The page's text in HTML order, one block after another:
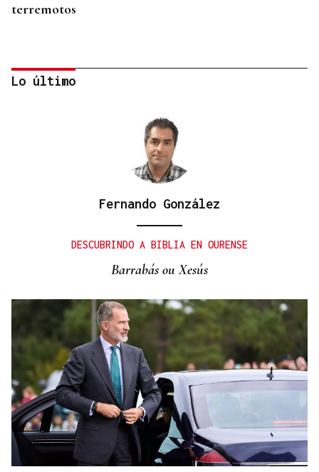
terremotos
Asturias ofrece a los centros asturianos cursos a
Lo último
Fernando González
DESCUBRINDO A BIBLIA EN OURENSE
Barrabás ou Xesús